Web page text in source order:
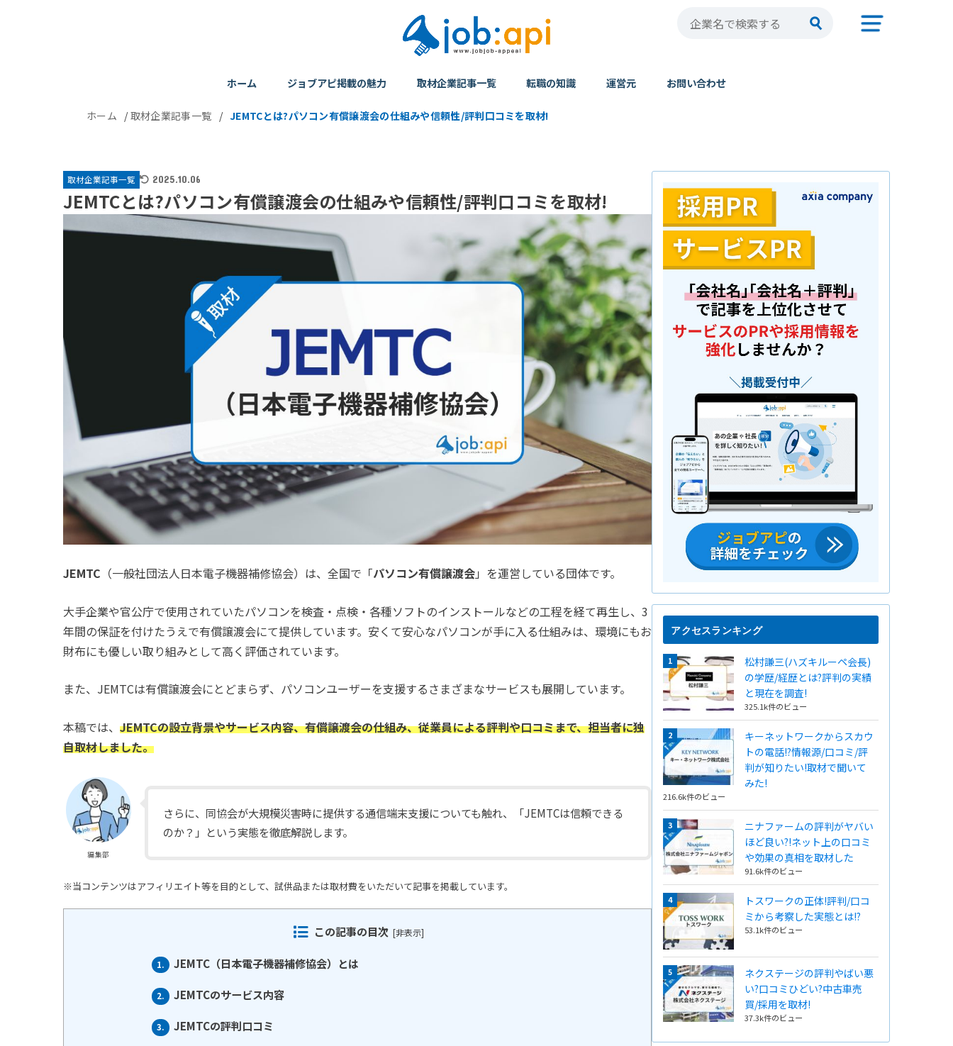
ホーム ジョブアピ掲載の魅力 取材企業記事一覧 転職の知識 運営元 お問い合わせ
ホーム /取材企業記事一覧 / JEMTCとは?パソコン有償譲渡会の仕組みや信頼性/評判口コミを取材!
取材企業記事一覧 2025.10.06
JEMTCとは?パソコン有償譲渡会の仕組みや信頼性/評判口コミを取材!
JEMTC （一般社団法人日本電子機器補修協会）は、全国で「パソコン有償譲渡会」を運営している団体です。
大手企業や官公庁で使用されていたパソコンを検査・点検・各種ソフトのインストールなどの工程を経て再生し、3
年間の保証を付けたうえで有償譲渡会にて提供しています。安くて安心なパソコンが手に入る仕組みは、環境にもお
財布にも優しい取り組みとして高く評価されています。
また、JEMTCは有償譲渡会にとどまらず、パソコンユーザーを支援するさまざまなサービスも展開しています。
本稿では、 JEMTCの設立背景やサービス内容、有償譲渡会の仕組み、従業員による評判や口コミまで、担当者に独
自取材しました。
編集部
さらに、同協会が大規模災害時に提供する通信端末支援についても触れ、「JEMTCは信頼できる
のか？」という実態を徹底解説します。
※当コンテンツはアフィリエイト等を目的として、試供品または取材費をいただいて記事を掲載しています。
この記事の目次 [非表示]
1. JEMTC（日本電子機器補修協会）とは
2. JEMTCのサービス内容
3. JEMTCの評判口コミ
アクセスランキング
松村謙三(ハズキルーペ会長)
の学歴/経歴とは?評判の実績
と現在を調査!
325.1k件のビュー
キーネットワークからスカウ
トの電話!?情報源/口コミ/評
判が知りたい!取材で聞いて
みた!
216.6k件のビュー
ニナファームの評判がヤバい
ほど良い?!ネット上の口コミ
や効果の真相を取材した
91.6k件のビュー
トスワークの正体!評判/口コ
ミから考察した実態とは!?
53.1k件のビュー
ネクステージの評判やばい悪
い?口コミひどい?中古車売
買/採用を取材!
37.3k件のビュー